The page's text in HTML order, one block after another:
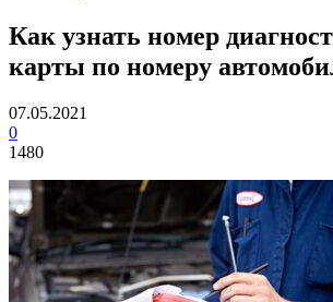
Как узнать номер
карты по номеру
07.05.2021
0
1480